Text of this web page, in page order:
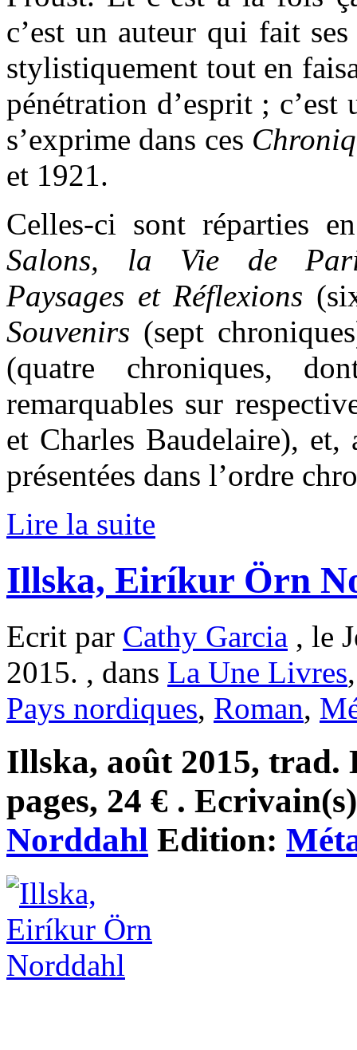
c’est un auteur qui fait
stylistiquement tout en
pénétration d’esprit ;
s’exprime dans ces
et 1921.
Celles-ci sont réparties
Salons, la Vie de
Paysages et Réflexions
Souvenirs (sept
(quatre chroniques,
remarquables sur
et Charles Baudelaire), et,
présentées dans l’ordre
Lire la suite
Illska, Eiríkur Örn
Ecrit par Cathy Garcia , le
2015. , dans La Une Livres
Pays nordiques, Roman,
Illska, août 2015, trad.
pages, 24 € .
Norddahl Edition: